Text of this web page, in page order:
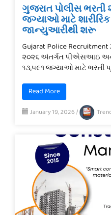
ગુજરાત પોલીસ ભરતી
જગ્યાઓ માટે
જાન્યુઆરીથી શરૂ
Gujarat Police
૨૦૨૬ અંતર્ગત પીએસઆઇ અને
૧૩,૫૯૧ જગ્યાઓ માટે ભરતી
Read More
January 19, 2026/